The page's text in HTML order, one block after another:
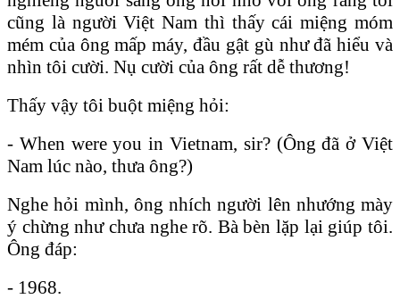
cũng là người Việt Nam thì thấy cái miệng móm
mém của ông mấp máy, đầu gật gù như đã hiểu và
nhìn tôi cười. Nụ cười của ông rất dễ thương!
Thấy vậy tôi buột miệng hỏi:
- When were you in Vietnam, sir? (Ông đã ở Việt
Nam lúc nào, thưa ông?)
Nghe hỏi mình, ông nhích người lên nhướng mày
ý chừng như chưa nghe rõ. Bà bèn lặp lại giúp tôi.
Ông đáp:
- 1968.